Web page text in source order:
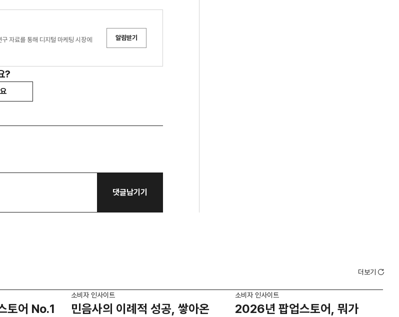
자료를 통해 디지털 마케팅 시장에
알림받기
?
댓글남기기
더보기
토어 No.1
소비자 인사이트
민음사의 이례적 성공, 쌓아온
소비자 인사이트
2026년 팝업스토어, 뭐가